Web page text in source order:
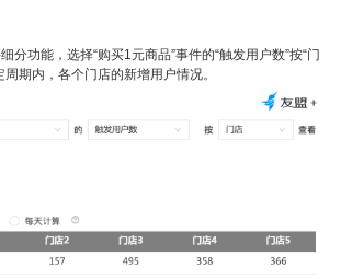
分功能，选择“购买1元商品”事件的“触发用户数”按“门
期内，各个门店的新增用户情况。